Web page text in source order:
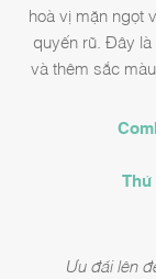
hoà vị mặn ngọt
quyến rũ. Đây là
và thêm sắc
Thứ
Ưu đãi lên